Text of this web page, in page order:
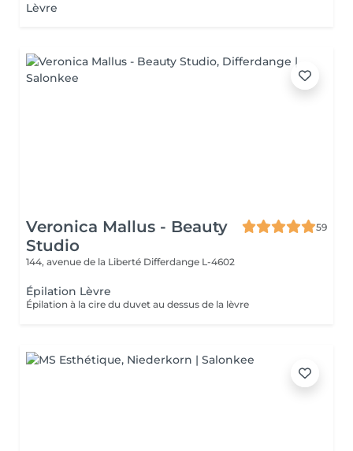
Lèvre
Veronica Mallus - Beauty
Studio
59
144, avenue de la Liberté Differdange L-4602
Épilation Lèvre
Épilation à la cire du duvet au dessus de la lèvre